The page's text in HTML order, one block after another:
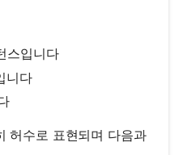
스입니다
니다
허수로 표현되며 다음과